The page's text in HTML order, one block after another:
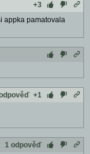
+3
appka pamatovala
+1
1 odpověď